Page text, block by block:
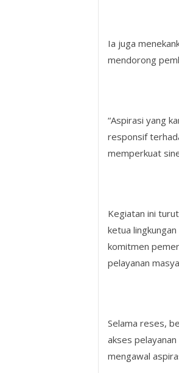
Ia juga
mendorong
“Aspirasi yang
responsif
memperkuat
Kegiatan ini
ketua
komitmen
pelayanan
Selama reses,
akses
mengawal